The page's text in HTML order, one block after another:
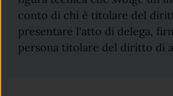
conto di chi è titolare del
presentare l'atto di delega,
persona titolare del diritto di